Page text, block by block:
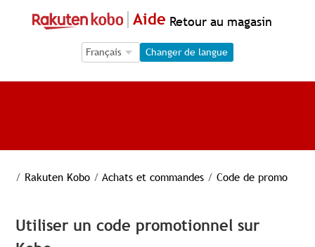
Aide Retour au magasin
Language Selection
Language Selection
Changer de langue
/ Rakuten Kobo / Achats et commandes / Code de promo
Utiliser un code promotionnel sur